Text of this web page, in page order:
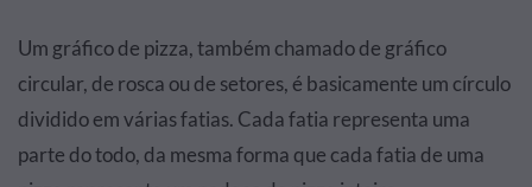
Um gráfico de pizza, também chamado de gráfico
circular, de rosca ou de setores, é basicamente um círculo
dividido em várias fatias. Cada fatia representa uma
parte do todo, da mesma forma que cada fatia de uma